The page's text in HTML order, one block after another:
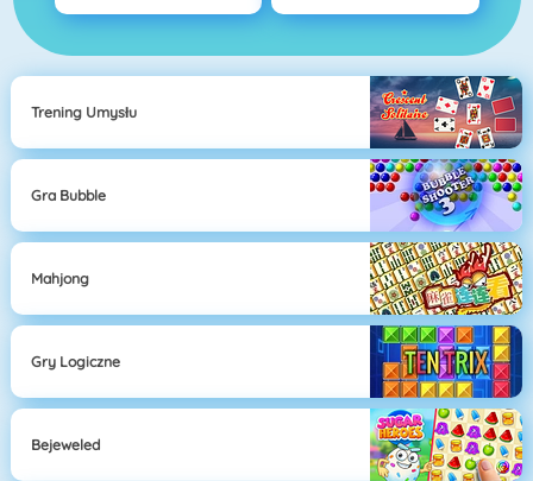
Trening Umysłu
Gra Bubble
Mahjong
Gry Logiczne
Bejeweled